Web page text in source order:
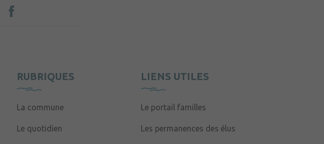
RUBRIQUES
La commune
Le quotidien
LIENS UTILES
Le portail familles
Les permanences des élus